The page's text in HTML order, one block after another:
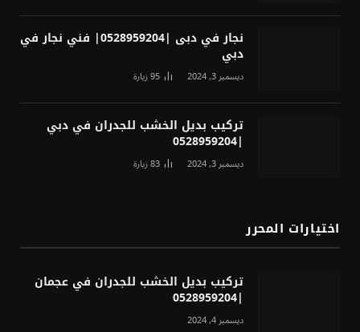
نجار في دبى |0528959204| فني نجار في
دبي
ديسمبر 3, 2024 95زيارة
تركيب بديل الخشب للجدران في دبي
|0528959204
ديسمبر 3, 2024 83زيارة
اختيارات المحرر
تركيب بديل الخشب للجدران في عجمان
|0528959204
ديسمبر 4, 2024